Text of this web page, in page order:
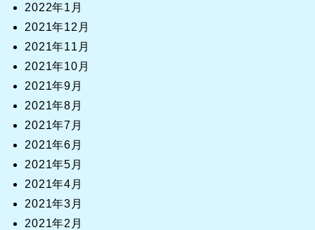
2022年1月
2021年12月
2021年11月
2021年10月
2021年9月
2021年8月
2021年7月
2021年6月
2021年5月
2021年4月
2021年3月
2021年2月